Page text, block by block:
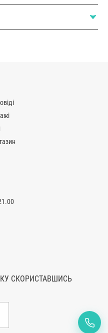
СКОРИСТАВШИСЬ